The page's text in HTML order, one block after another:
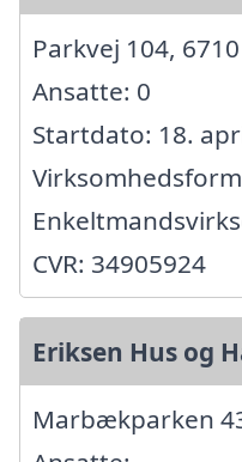
Parkvej 104,
Ansatte: 0
Startdato: 18.
CVR: 34905924
Eriksen Hus og
Marbækparken